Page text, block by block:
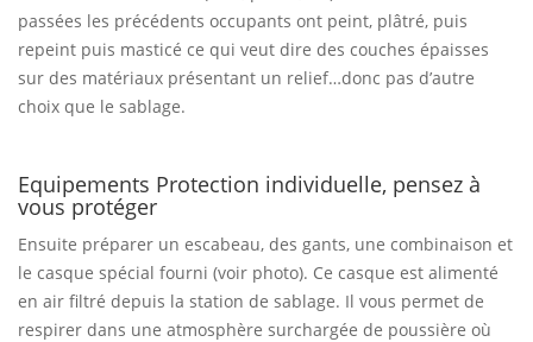
passées les précédents occupants ont peint, plâtré, puis
repeint puis masticé ce qui veut dire des couches épaisses
sur des matériaux présentant un relief…donc pas d’autre
choix que le sablage.
Equipements Protection individuelle, pensez à
vous protéger
Ensuite préparer un escabeau, des gants, une combinaison et
le casque spécial fourni (voir photo). Ce casque est alimenté
en air filtré depuis la station de sablage. Il vous permet de
respirer dans une atmosphère surchargée de poussière où